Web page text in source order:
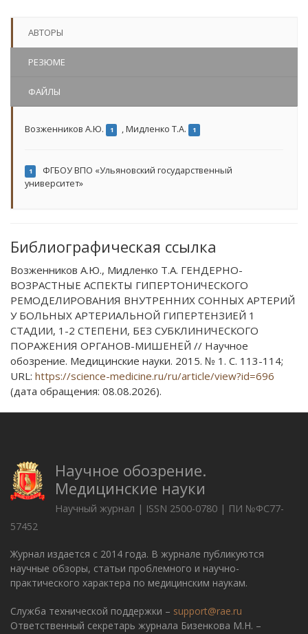
АВТОРЫ
РЕЗЮМЕ
ФАЙЛЫ
Возженников А.Ю. 1 ,Мидленко Т.А. 1
1
ФГБОУ ВПО «Ульяновский государственный
университет»
Библиографическая ссылка
Возженников А.Ю., Мидленко Т.А. ГЕНДЕРНО-
ВОЗРАСТНЫЕ АСПЕКТЫ ГИПЕРТОНИЧЕСКОГО
РЕМОДЕЛИРОВАНИЯ ВНУТРЕННИХ СОННЫХ АРТЕРИЙ
У БОЛЬНЫХ АРТЕРИАЛЬНОЙ ГИПЕРТЕНЗИЕЙ 1
СТАДИИ, 1-2 СТЕПЕНИ, БЕЗ СУБКЛИНИЧЕСКОГО
ПОРАЖЕНИЯ ОРГАНОВ-МИШЕНЕЙ // Научное
обозрение. Медицинские науки. 2015. № 1. С. 113-114;
URL: https://science-medicine.ru/ru/article/view?id=696
(дата обращения: 08.08.2026).
Научное обозрение.
Медицинские науки
Научный журнал | ISSN 2500-0780 | ПИ №ФС77-
57452
Журнал издается с 2014 года. В журнале публикуются
научные обзоры, статьи проблемного и научно-
практического характера по медицинским наукам.
Служба технической поддержки – support@rae.ru
Ответственный секретарь журнала Бизенкова М.Н. –